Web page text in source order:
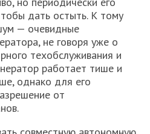
дать остыть. К тому
— очевидные
не говоря уже о
техобслуживания и
работает тише и
однако для его
от